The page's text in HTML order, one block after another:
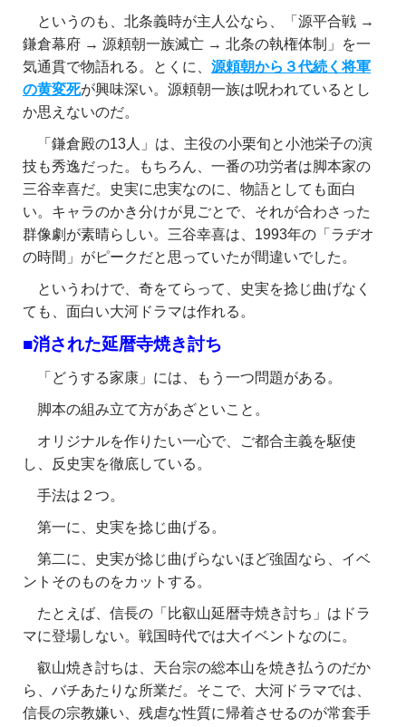
というのも、北条義時が主人公なら、「源平合戦 →
鎌倉幕府 → 源頼朝一族滅亡 → 北条の執権体制」を一
気通貫で物語れる。とくに、 源頼朝から３代続く将軍
の黄変死が興味深い。源頼朝一族は呪われているとし
か思えないのだ。
「鎌倉殿の13人」は、主役の小栗旬と小池栄子の演
技も秀逸だった。もちろん、一番の功労者は脚本家の
三谷幸喜だ。史実に忠実なのに、物語としても面白
い。キャラのかき分けが見ごとで、それが合わさった
群像劇が素晴らしい。三谷幸喜は、1993年の「ラヂオ
の時間」がピークだと思っていたが間違いでした。
というわけで、奇をてらって、史実を捻じ曲げなく
ても、面白い大河ドラマは作れる。
■消された延暦寺焼き討ち
「どうする家康」には、もう一つ問題がある。
脚本の組み立て方があざといこと。
オリジナルを作りたい一心で、ご都合主義を駆使
し、反史実を徹底している。
手法は２つ。
第一に、史実を捻じ曲げる。
第二に、史実が捻じ曲げらないほど強固なら、イベ
ントそのものをカットする。
たとえば、信長の「比叡山延暦寺焼き討ち」はドラ
マに登場しない。戦国時代では大イベントなのに。
叡山焼き討ちは、天台宗の総本山を焼き払うのだか
ら、バチあたりな所業だ。そこで、大河ドラマでは、
信長の宗教嫌い、残虐な性質に帰着させるのが常套手